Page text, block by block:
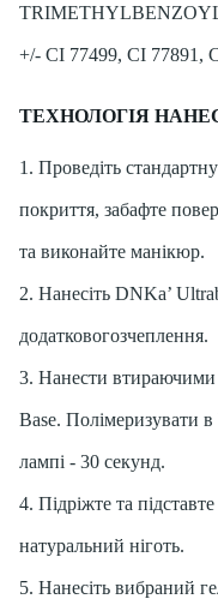
+/- CI 77499, CI 77891,
ТЕХНОЛОГІЯ
1. Проведіть
покриття, забафте
та виконайте манікюр.
2. Нанесіть DNKa’
додатковогозчеплення.
3. Нанести
Base. Полімеризувати
лампі - 30 секунд.
4. Підріжте та
натуральний ніготь.
5. Нанесіть вибраний